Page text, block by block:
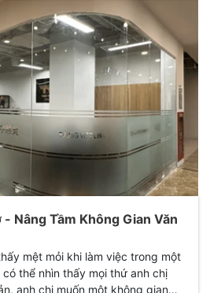
Nâng Tầm Không Gian Văn
mệt mỏi khi làm việc trong một
thể nhìn thấy mọi thứ anh chị
anh chị muốn một không gian